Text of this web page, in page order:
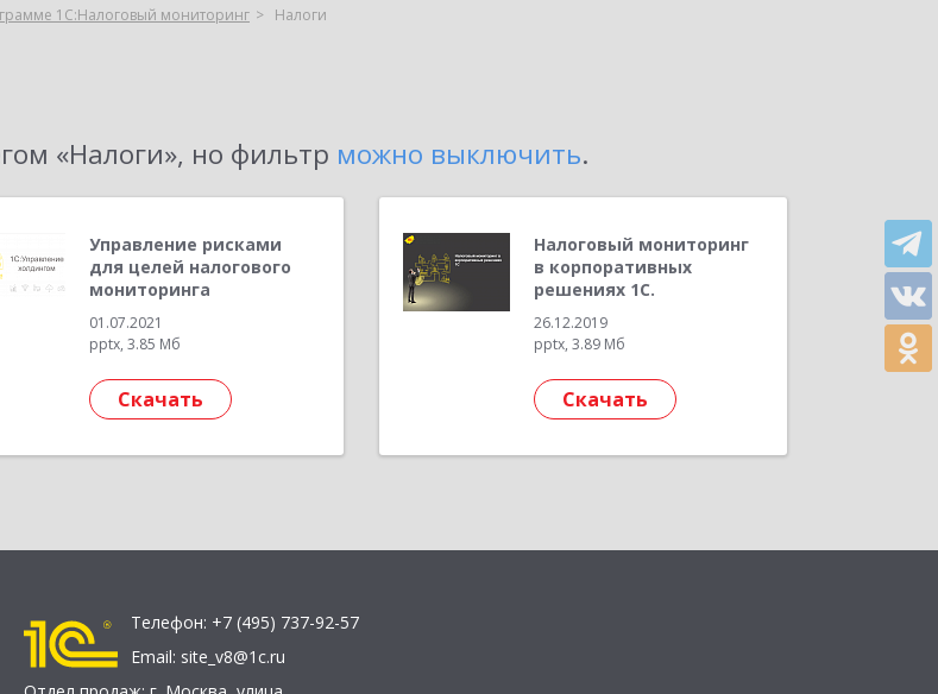
1С:Налоговый мониторинг Налоги
«Налоги», но фильтр можно выключить.
Управление рисками
для целей налогового
мониторинга
01.07.2021
pptx, 3.85 Мб
Скачать
Налоговый мониторинг
в корпоративных
решениях 1С.
26.12.2019
pptx, 3.89 Мб
Скачать
Телефон: +7 (495) 737-92-57
Email: site_v8@1c.ru